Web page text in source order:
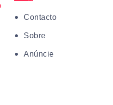
Contacto
Sobre
Anúncie